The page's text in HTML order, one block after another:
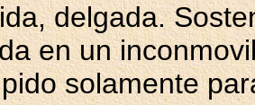
delgada.
en un
solamente